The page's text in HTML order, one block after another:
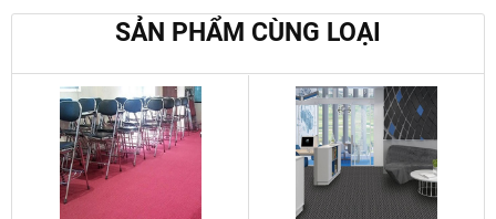
SẢN PHẨM CÙNG LOẠI